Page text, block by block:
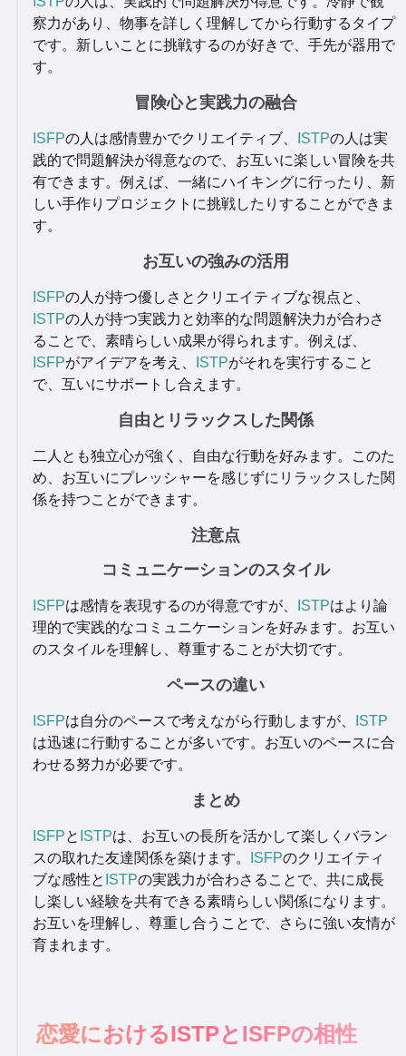
察力があり、物事を詳しく理解してから行動するタイプ
です。新しいことに挑戦するのが好きで、手先が器用で
す。
冒険心と実践力の融合
ISFPの人は感情豊かでクリエイティブ、 ISTPの人は実
践的で問題解決が得意なので、お互いに楽しい冒険を共
有できます。例えば、一緒にハイキングに行ったり、新
しい手作りプロジェクトに挑戦したりすることができま
す。
お互いの強みの活用
ISFPの人が持つ優しさとクリエイティブな視点と、
ISTPの人が持つ実践力と効率的な問題解決力が合わさ
ることで、素晴らしい成果が得られます。例えば、
ISFPがアイデアを考え、 ISTPがそれを実行すること
で、互いにサポートし合えます。
自由とリラックスした関係
二人とも独立心が強く、自由な行動を好みます。このた
め、お互いにプレッシャーを感じずにリラックスした関
係を持つことができます。
注意点
コミュニケーションのスタイル
ISFPは感情を表現するのが得意ですが、 ISTPはより論
理的で実践的なコミュニケーションを好みます。お互い
のスタイルを理解し、尊重することが大切です。
ペースの違い
ISFPは自分のペースで考えながら行動しますが、
ISTP
は迅速に行動することが多いです。お互いのペースに合
わせる努力が必要です。
まとめ
ISFPと ISTPは、お互いの長所を活かして楽しくバラン
スの取れた友達関係を築けます。
ISFPのクリエイティ
ブな感性と ISTPの実践力が合わさることで、共に成長
し楽しい経験を共有できる素晴らしい関係になります。
お互いを理解し、尊重し合うことで、さらに強い友情が
育まれます。
恋愛におけるISTPとISFPの相性